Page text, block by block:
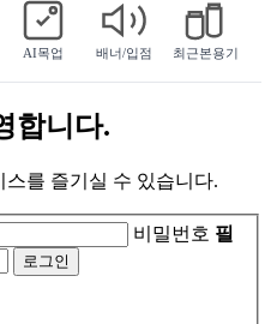
AI목업 배너/입점 최근본용기
합니다.
를 즐기실 수 있습니다.
비밀번호 필